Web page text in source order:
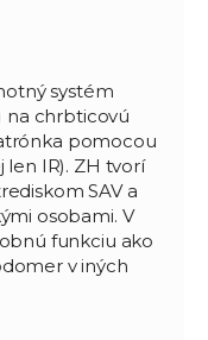
systém
na chrbticovú
pomocou
len IR). ZH tvorí
SAV a
osobami. V
funkciu ako
v iných